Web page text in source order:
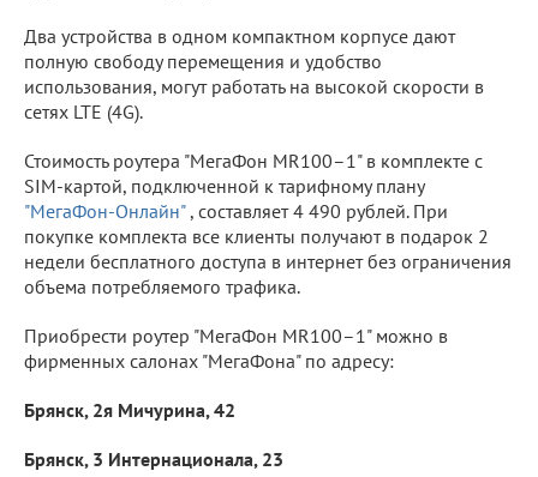
Два устройства в одном компактном корпусе дают
полную свободу перемещения и удобство
использования, могут работать на высокой скорости в
сетях LTE (4G).
Стоимость роутера "МегаФон MR100–1" в комплекте с
SIM-картой, подключенной к тарифному плану
"МегаФон-Онлайн" , составляет 4 490 рублей. При
покупке комплекта все клиенты получают в подарок 2
недели бесплатного доступа в интернет без ограничения
объема потребляемого трафика.
Приобрести роутер "МегаФон MR100–1" можно в
фирменных салонах "МегаФона" по адресу:
Брянск, 2я Мичурина, 42
Брянск, 3 Интернационала, 23